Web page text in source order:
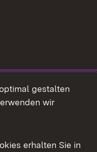
gestalten
wir
erhalten Sie in